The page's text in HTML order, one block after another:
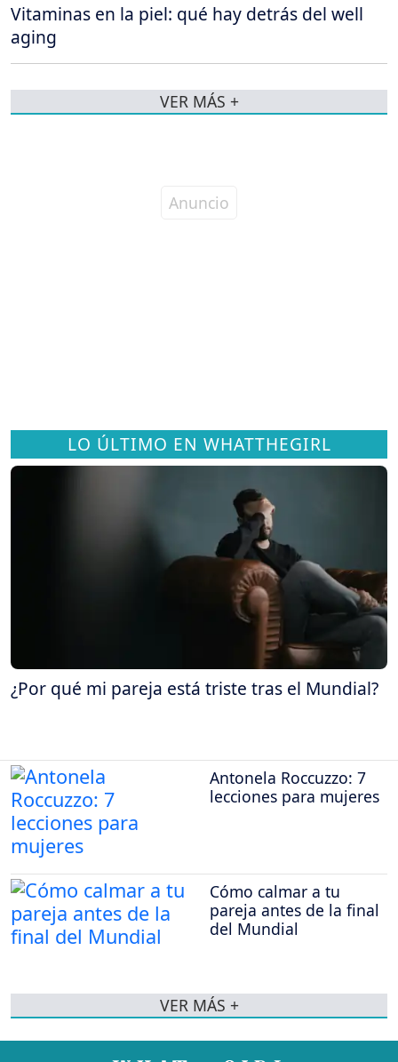
LO ÚLTIMO EN WHATTHEGIRL
¿Por qué mi pareja está triste tras el Mundial?
Antonela Roccuzzo: 7
lecciones para mujeres
Cómo calmar a tu
pareja antes de la final
del Mundial
VER MÁS +
Vitaminas en la piel: qué hay detrás del well
aging
VER MÁS +